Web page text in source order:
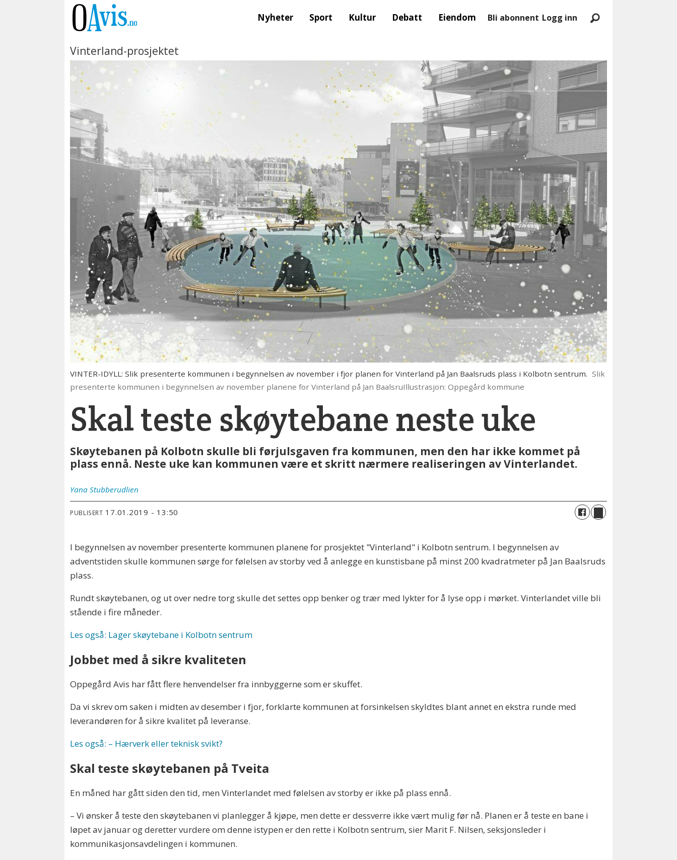
Nyheter Sport Kultur Debatt Eiendom Bli abonnent Logg inn
Vinterland-prosjektet
VINTER-IDYLL: Slik presenterte kommunen i begynnelsen av november i fjor planen for Vinterland på Jan Baalsruds plass i Kolbotn sentrum. Slik
presenterte kommunen i begynnelsen av november planene for Vinterland på Jan BaalsruIllustrasjon: Oppegård kommune
Skal teste skøytebane neste uke
Skøytebanen på Kolbotn skulle bli førjulsgaven fra kommunen, men den har ikke kommet på
plass ennå. Neste uke kan kommunen være et skritt nærmere realiseringen av Vinterlandet.
Yana Stubberudlien
PUBLISERT 17.01.2019 - 13:50
I begynnelsen av november presenterte kommunen planene for prosjektet "Vinterland" i Kolbotn sentrum. I begynnelsen av
adventstiden skulle kommunen sørge for følelsen av storby ved å anlegge en kunstisbane på minst 200 kvadratmeter på Jan Baalsruds
plass.
Rundt skøytebanen, og ut over nedre torg skulle det settes opp benker og trær med lykter for å lyse opp i mørket. Vinterlandet ville bli
stående i fire måneder.
Les også: Lager skøytebane i Kolbotn sentrum
Jobbet med å sikre kvaliteten
Oppegård Avis har fått flere henvendelser fra innbyggerne som er skuffet.
Da vi skrev om saken i midten av desember i fjor, forklarte kommunen at forsinkelsen skyldtes blant annet en ekstra runde med
leverandøren for å sikre kvalitet på leveranse.
Les også: – Hærverk eller teknisk svikt?
Skal teste skøytebanen på Tveita
En måned har gått siden den tid, men Vinterlandet med følelsen av storby er ikke på plass ennå.
– Vi ønsker å teste den skøytebanen vi planlegger å kjøpe, men dette er dessverre ikke vært mulig før nå. Planen er å teste en bane i
løpet av januar og deretter vurdere om denne istypen er den rette i Kolbotn sentrum, sier Marit F. Nilsen, seksjonsleder i
kommunikasjonsavdelingen i kommunen.